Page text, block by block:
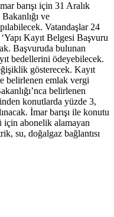
barışı için 31 Aralık
ve
Vatandaşlar 24
Kayıt Belgesi Başvuru
Başvuruda bulunan
bedellerini ödeyebilecek.
gösterecek. Kayıt
belirlenen emlak vergi
belirlenen
konutlarda yüzde 3,
İmar barışı ile konutu
için abonelik alamayan
su, doğalgaz bağlantısı